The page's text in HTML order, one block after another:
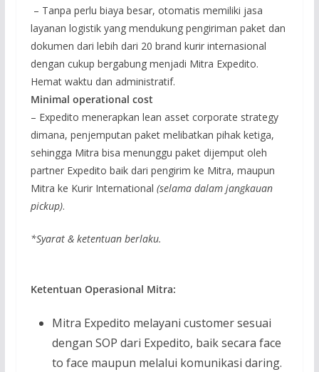
– Tanpa perlu biaya besar, otomatis memiliki jasa
layanan logistik yang mendukung pengiriman paket dan
dokumen dari lebih dari 20 brand kurir internasional
dengan cukup bergabung menjadi Mitra Expedito.
Hemat waktu dan administratif.
Minimal operational cost
– Expedito menerapkan lean asset corporate strategy
dimana, penjemputan paket melibatkan pihak ketiga,
sehingga Mitra bisa menunggu paket dijemput oleh
partner Expedito baik dari pengirim ke Mitra, maupun
Mitra ke Kurir International (selama dalam jangkauan
pickup).
*Syarat & ketentuan berlaku.
Ketentuan Operasional Mitra:
Mitra Expedito melayani customer sesuai
dengan SOP dari Expedito, baik secara face
to face maupun melalui komunikasi daring.